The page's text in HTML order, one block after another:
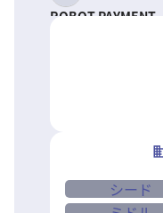
ROBOT PAYMENT
シード